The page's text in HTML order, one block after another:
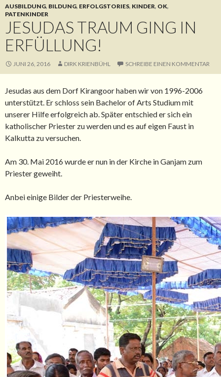
AUSBILDUNG, BILDUNG, ERFOLGSTORIES, KINDER, OK,
PATENKINDER
JESUDAS TRAUM GING IN
ERFÜLLUNG!
JUNI 26, 2016 DIRK KRIENBÜHL SCHREIBE EINEN KOMMENTAR
Jesudas aus dem Dorf Kirangoor haben wir von 1996-2006
unterstützt. Er schloss sein Bachelor of Arts Studium mit
unserer Hilfe erfolgreich ab. Später entschied er sich ein
katholischer Priester zu werden und es auf eigen Faust in
Kalkutta zu versuchen.
Am 30. Mai 2016 wurde er nun in der Kirche in Ganjam zum
Priester geweiht.
Anbei einige Bilder der Priesterweihe.